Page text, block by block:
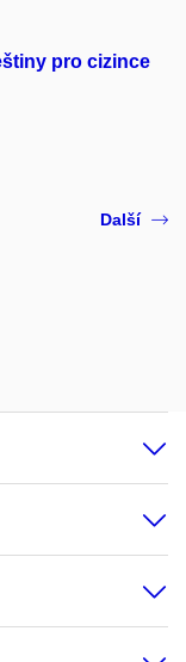
pro cizince
Další